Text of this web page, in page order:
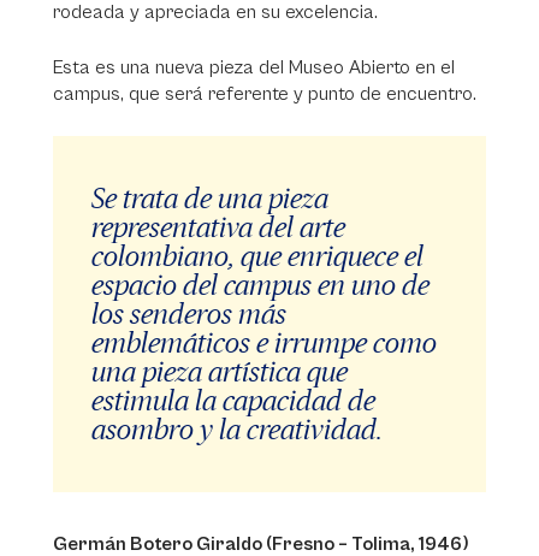
rodeada y apreciada en su excelencia.
Esta es una nueva pieza del Museo Abierto en el
campus, que será referente y punto de encuentro.
Se trata de una pieza
representativa del arte
colombiano, que enriquece el
espacio del campus en uno de
los senderos más
emblemáticos e irrumpe como
una pieza artística que
estimula la capacidad de
asombro y la creatividad.
Germán Botero Giraldo (Fresno – Tolima, 1946)